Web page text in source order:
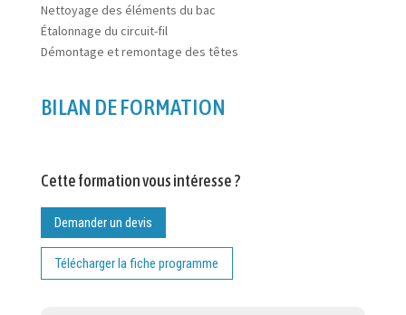
Nettoyage des éléments du bac
Étalonnage du circuit-fil
Démontage et remontage des têtes
BILAN DE FORMATION
Cette formation vous intéresse ?
Demander un devis
Télécharger la fiche programme